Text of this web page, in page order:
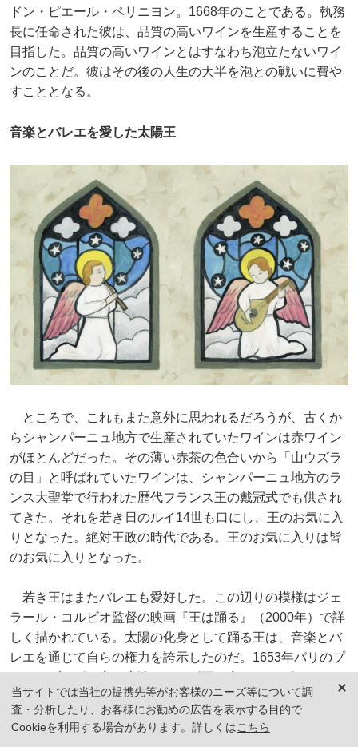
ドン・ピエール・ペリニヨン。1668年のことである。執務
長に任命された彼は、品質の高いワインを生産することを
目指した。品質の高いワインとはすなわち泡立たないワイ
ンのことだ。彼はその後の人生の大半を泡との戦いに費や
すこととなる。
音楽とバレエを愛した太陽王
ところで、これもまた意外に思われるだろうが、古くか
らシャンパーニュ地方で生産されていたワインは赤ワイン
がほとんどだった。その薄い赤茶の色合いから「山ウズラ
の目」と呼ばれていたワインは、シャンパーニュ地方のラ
ンス大聖堂で行われた歴代フランス王の戴冠式でも供され
てきた。それを若き日のルイ14世も口にし、王のお気に入
りとなった。絶対王政の時代である。王のお気に入りは皆
のお気に入りとなった。
若き王はまたバレエも愛好した。この辺りの模様はジェ
ラール・コルビオ監督の映画『王は踊る』（2000年）で詳
しく描かれている。太陽の化身として踊る王は、音楽とバ
レエを通じて自らの権力を誇示したのだ。1653年パリのプ
の象徴的な作品である。この舞台で王と共に踊ったジャン
＝バティスト・リュリ(1632-1687)は、この作品の一部を作
曲したと伝えられる。フィレンツェ生まれのリュリはそれ
当サイトでは当社の提携先等がお客様のニーズ等について調
査・分析したり、お客様にお勧めの広告を表示する目的で
Cookieを利用する場合があります。詳しくはこちら